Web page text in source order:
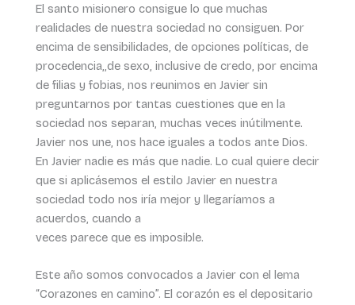
El santo misionero consigue lo que muchas
realidades de nuestra sociedad no consiguen. Por
encima de sensibilidades, de opciones políticas, de
procedencia,,de sexo, inclusive de credo, por encima
de filias y fobias, nos reunimos en Javier sin
preguntarnos por tantas cuestiones que en la
sociedad nos separan, muchas veces inútilmente.
Javier nos une, nos hace iguales a todos ante Dios.
En Javier nadie es más que nadie. Lo cual quiere decir
que si aplicásemos el estilo Javier en nuestra
sociedad todo nos iría mejor y llegaríamos a
acuerdos, cuando a
veces parece que es imposible.
Este año somos convocados a Javier con el lema
“Corazones en camino”. El corazón es el depositario